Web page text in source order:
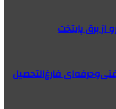
از برق پایتخت
فارغ‌التحصیل